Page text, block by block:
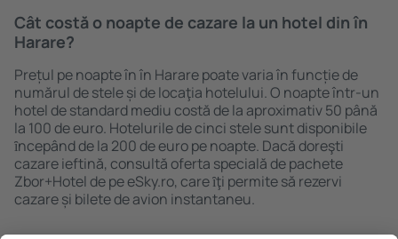
Cât costă o noapte de cazare la un hotel din în
Harare?
Prețul pe noapte în în Harare poate varia în funcție de
numărul de stele și de locaţia hotelului. O noapte într-un
hotel de standard mediu costă de la aproximativ 50 până
la 100 de euro. Hotelurile de cinci stele sunt disponibile
ȋncepând de la 200 de euro pe noapte. Dacă doreşti
cazare ieftină, consultă oferta specială de pachete
Zbor+Hotel de pe eSky.ro, care ȋţi permite să rezervi
cazare și bilete de avion instantaneu.